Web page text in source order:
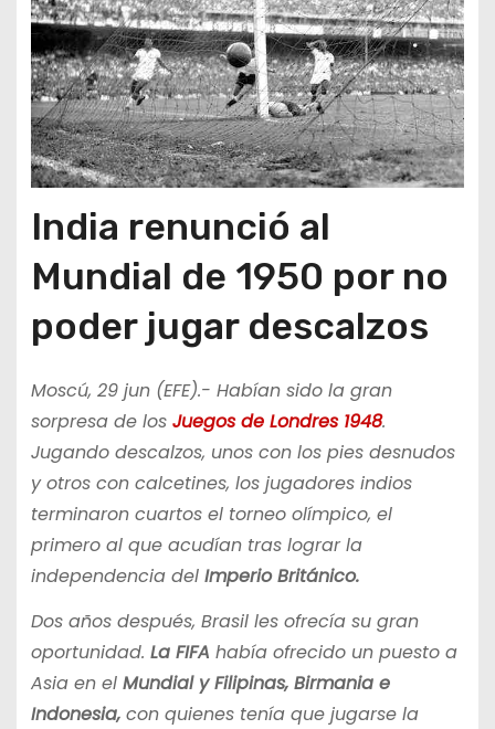
India renunció al
Mundial de 1950 por no
poder jugar descalzos
Moscú, 29 jun (EFE).- Habían sido la gran
sorpresa de losJuegos de Londres 1948.
Jugando descalzos, unos con los pies desnudos
y otros con calcetines, los jugadores indios
terminaron cuartos el torneo olímpico, el
primero al que acudían tras lograr la
independencia del Imperio Británico.
Dos años después, Brasil les ofrecía su gran
oportunidad. La FIFA había ofrecido un puesto a
Asia en el Mundial y Filipinas, Birmania e
Indonesia,con quienes tenía que jugarse la